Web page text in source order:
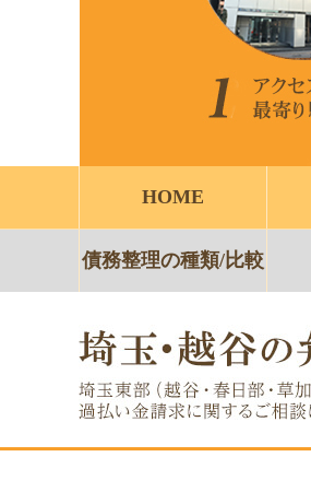
HOME
債務整理の種類/比較